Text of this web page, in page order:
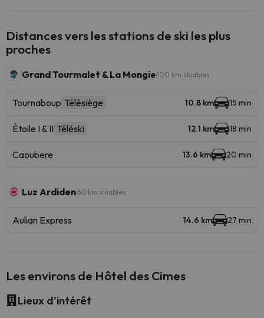
Distances vers les stations de ski les plus
proches
Grand Tourmalet & La Mongie100 km skiables
Tournaboup Télésiège 10.8 km 15 min
Ètoile I & II Téléski 12.1 km 18 min
Caoubere 13.6 km 20 min
Luz Ardiden60 km skiables
Aulian Express 14.6 km 27 min
Les environs de Hôtel des Cimes
Lieux d'intérêt